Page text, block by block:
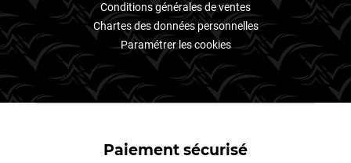
Conditions générales de ventes
Chartes des données personnelles
Paramétrer les cookies
Paiement sécurisé